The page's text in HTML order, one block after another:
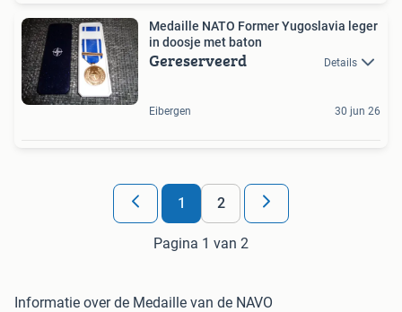
Medaille NATO Former Yugoslavia leger
in doosje met baton
Gereserveerd Details
Eibergen 30 jun 26
1 2
Pagina 1 van 2
Informatie over de Medaille van de NAVO